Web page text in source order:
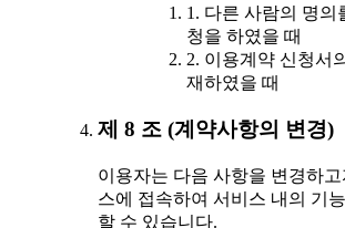
1. 다른 사람의 명의
청을 하였을 때
2. 이용계약 신청서
재하였을 때
제 8 조 (계약사항의 변경)
이용자는 다음 사항을 변경하고
스에 접속하여 서비스 내의 기
할 수 있습니다.